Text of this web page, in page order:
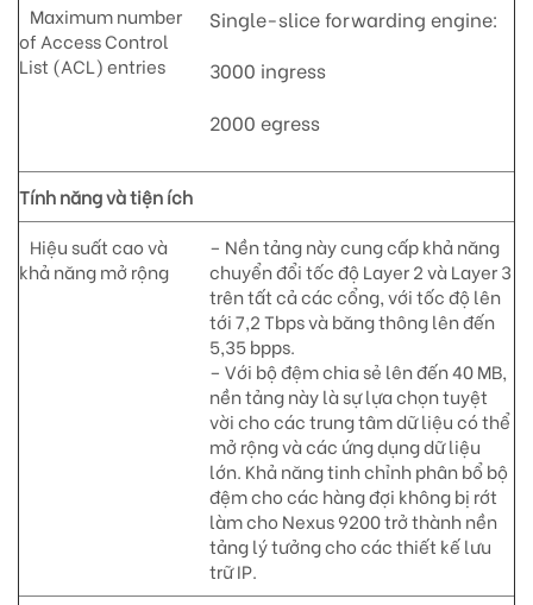
Maximum number
of Access Control
List (ACL) entries
Single-slice forwarding engine:
3000 ingress
2000 egress
Tính năng và tiện ích
Hiệu suất cao và
khả năng mở rộng
– Nền tảng này cung cấp khả năng
chuyển đổi tốc độ Layer 2 và Layer 3
trên tất cả các cổng, với tốc độ lên
tới 7,2 Tbps và băng thông lên đến
5,35 bpps.
– Với bộ đệm chia sẻ lên đến 40 MB,
nền tảng này là sự lựa chọn tuyệt
vời cho các trung tâm dữ liệu có thể
mở rộng và các ứng dụng dữ liệu
lớn. Khả năng tinh chỉnh phân bổ bộ
đệm cho các hàng đợi không bị rớt
làm cho Nexus 9200 trở thành nền
tảng lý tưởng cho các thiết kế lưu
trữ IP.